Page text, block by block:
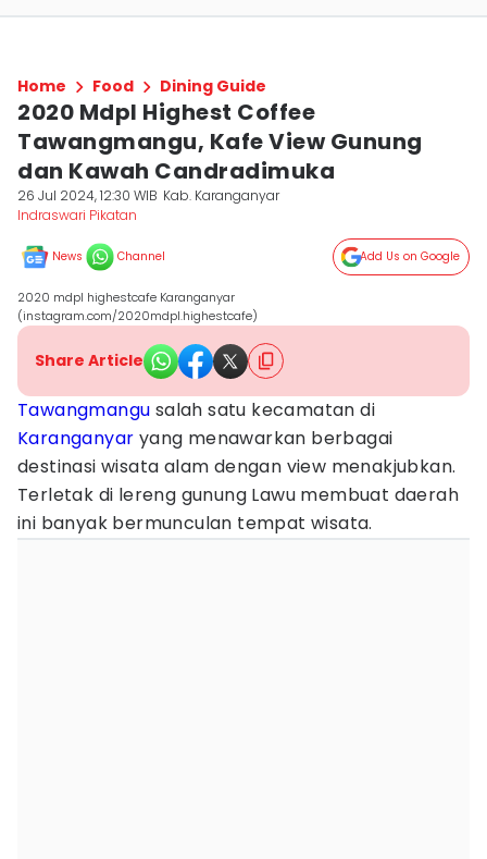
Home Food Dining Guide
2020 Mdpl Highest Coffee
Tawangmangu, Kafe View Gunung
dan Kawah Candradimuka
26 Jul 2024, 12:30 WIB Kab. Karanganyar
Indraswari Pikatan
News Channel Add Us on Google
2020 mdpl highestcafe Karanganyar
(instagram.com/2020mdpl.highestcafe)
Share Article
Tawangmangu salah satu kecamatan di
Karanganyar yang menawarkan berbagai
destinasi wisata alam dengan view menakjubkan.
Terletak di lereng gunung Lawu membuat daerah
ini banyak bermunculan tempat wisata.